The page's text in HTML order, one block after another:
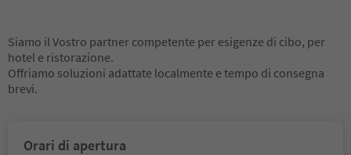
Siamo il Vostro partner competente per esigenze di cibo, per
hotel e ristorazione.
Offriamo soluzioni adattate localmente e tempo di consegna
brevi.
Orari di apertura